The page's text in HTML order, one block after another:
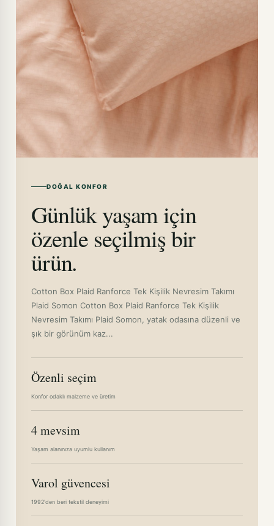
DOĞAL KONFOR
Günlük yaşam için
özenle seçilmiş bir
ürün.
Cotton Box Plaid Ranforce Tek Kişilik Nevresim Takımı
Plaid Somon Cotton Box Plaid Ranforce Tek Kişilik
Nevresim Takımı Plaid Somon, yatak odasına düzenli ve
şık bir görünüm kaz...
Özenli seçim
Konfor odaklı malzeme ve üretim
4 mevsim
Yaşam alanınıza uyumlu kullanım
Varol güvencesi
1992'den beri tekstil deneyimi